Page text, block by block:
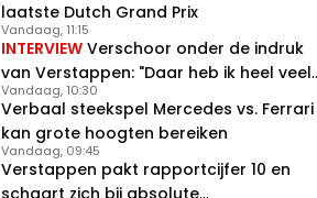
0
Video: Red Bull slaagt in ultiem
huzarenstukje met kapotte auto
Verstappen
22 jul. 07:30
Video: Red Bull Verstappen krijgt
vleugels in crash met Hamilton
21 jul. 14:20
2
laatste Dutch Grand Prix
INTERVIEW Verschoor onder de indruk
van Verstappen: "Daar heb ik heel veel
respect voor"
Vandaag, 11:15
Verbaal steekspel Mercedes vs. Ferrari
kan grote hoogten bereiken
Vandaag, 10:30
Verstappen pakt rapportcijfer 10 en
schaart zich bij absolute
Vandaag, 09:45